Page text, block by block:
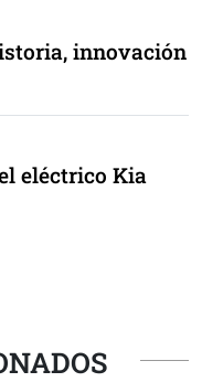
innovación
eléctrico Kia